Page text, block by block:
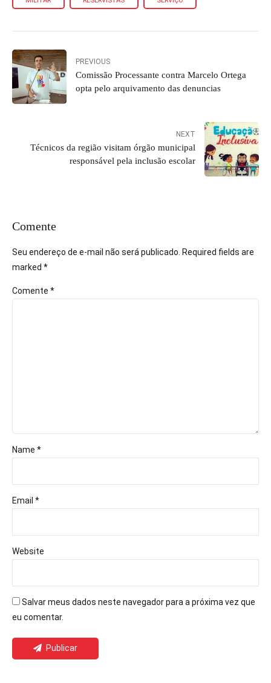
PREVIOUS
Comissão Processante contra Marcelo Ortega
opta pelo arquivamento das denuncias
NEXT
Técnicos da região visitam órgão municipal
responsável pela inclusão escolar
Comente
Seu endereço de e-mail não será publicado. Required fields are
marked *
Comente *
Name *
Email *
Website
Salvar meus dados neste navegador para a próxima vez que
eu comentar.
Publicar